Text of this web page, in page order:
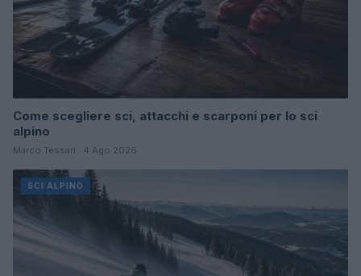
Come scegliere sci, attacchi e scarponi per lo sci
alpino
Marco Tessari · 4 Ago 2026
SCI ALPINO